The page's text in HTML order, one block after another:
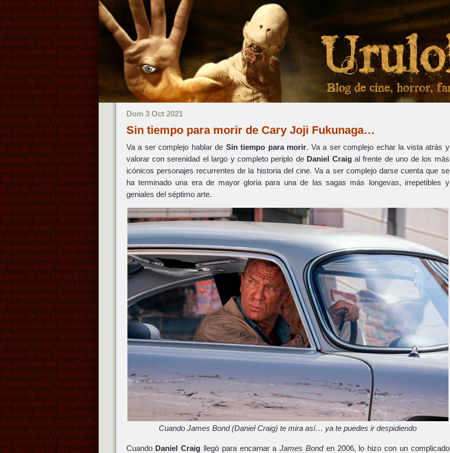
Dom 3 Oct 2021
Sin tiempo para morir de Cary Joji Fukunaga…
Va a ser complejo hablar de Sin tiempo para morir. Va a ser complejo echar la vista atrás y
valorar con serenidad el largo y completo periplo de Daniel Craigal frente de uno de los más
icónicos personajes recurrentes de la historia del cine. Va a ser complejo darse cuenta que se
ha terminado una era de mayor gloria para una de las sagas más longevas, irrepetibles y
geniales del séptimo arte.
Cuando James Bond (Daniel Craig) te mira así… ya te puedes ir despidiendo
Cuando Daniel Craig llegó para encarnar aJames Bonden 2006, lo hizo con un complicado